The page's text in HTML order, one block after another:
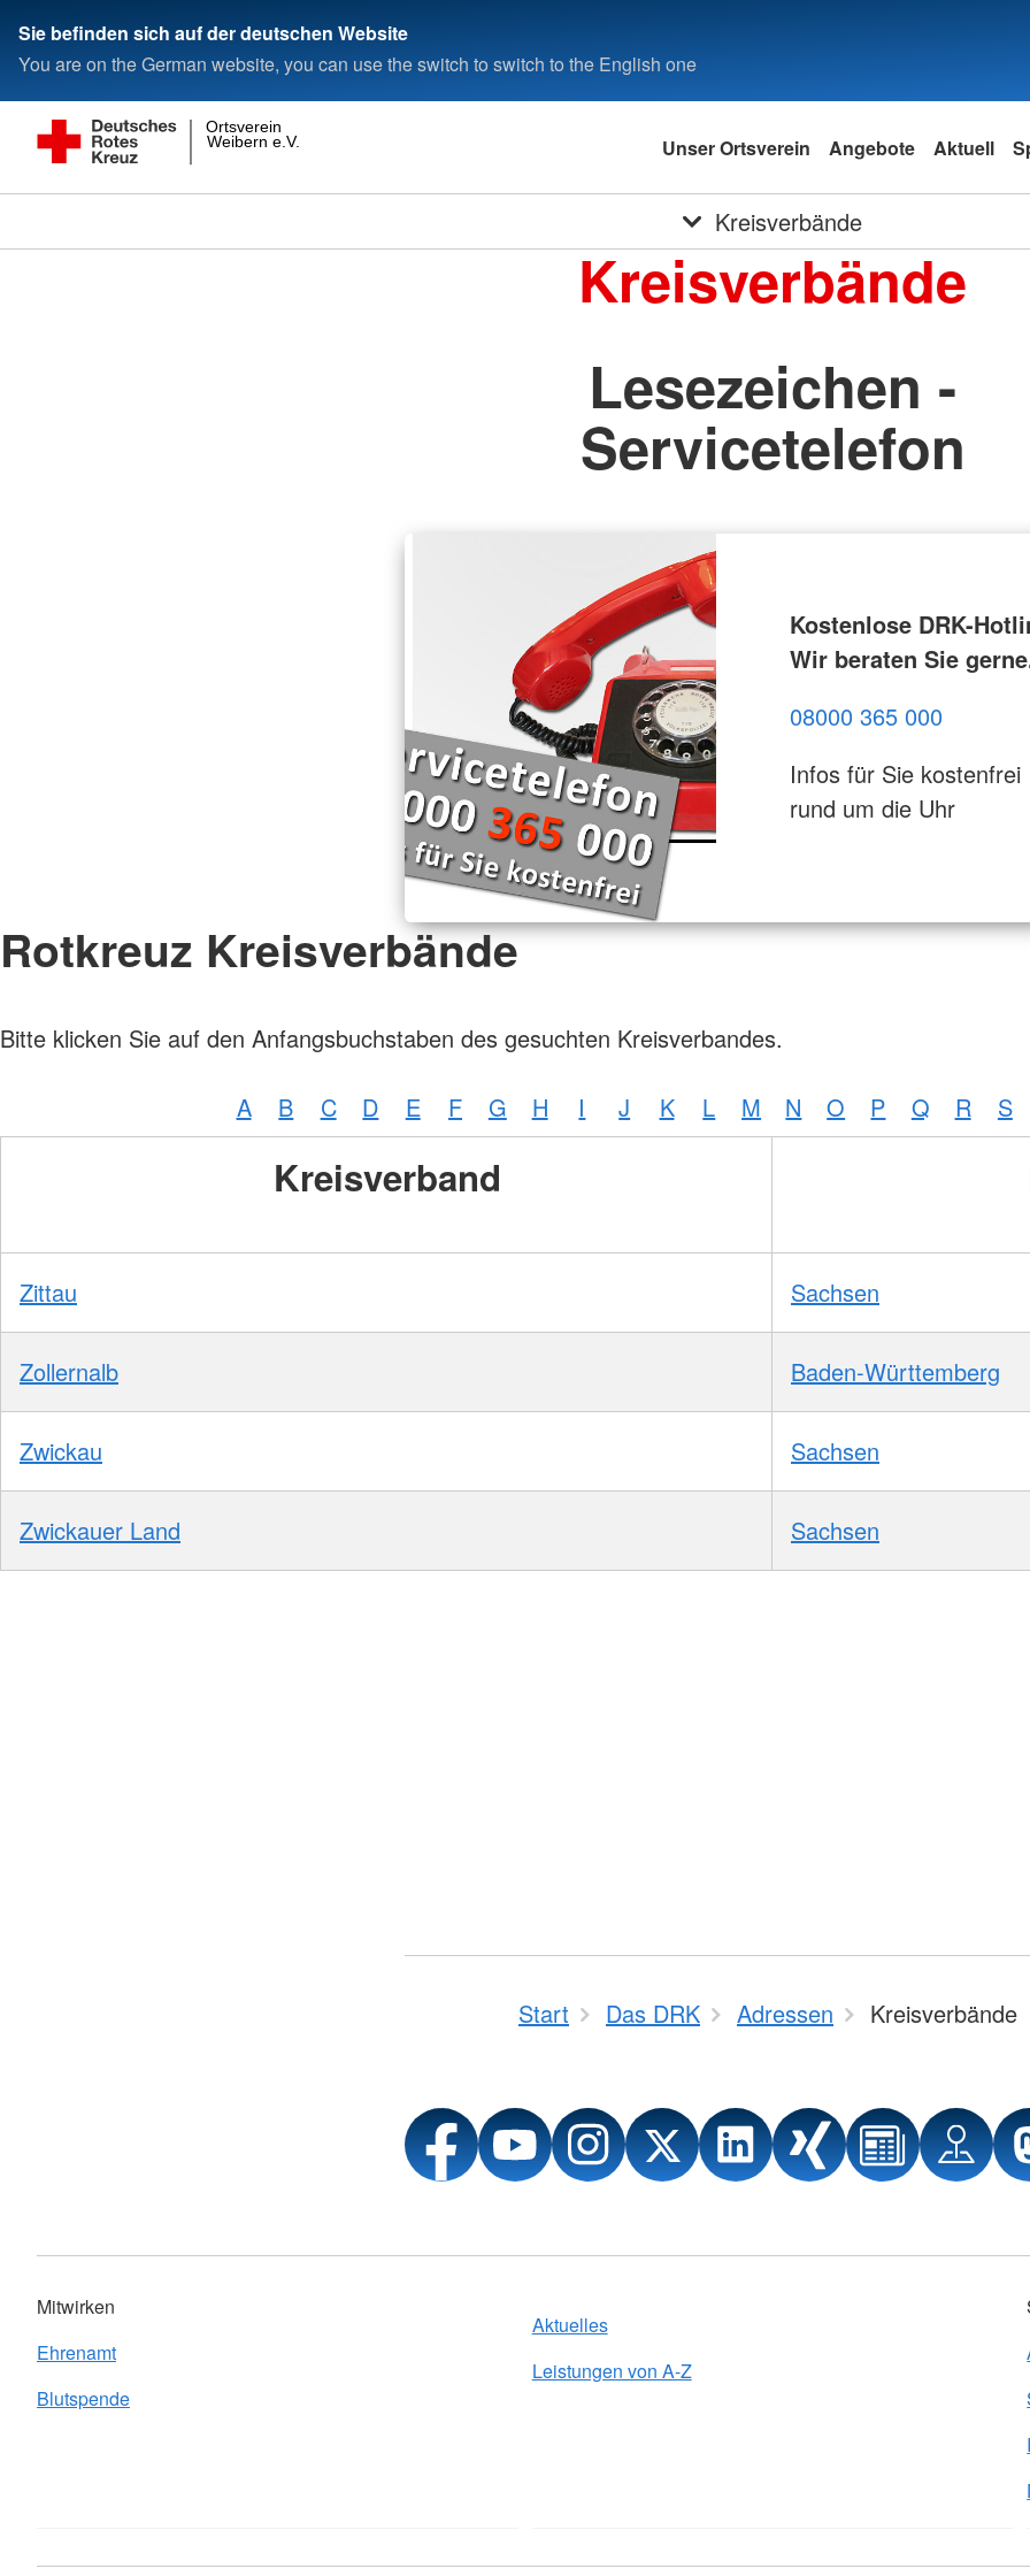
Sie befinden sich auf der deutschen Website
You are on the German website, you can use the switch to switch to the English one
Weibern e.V.
Ortsverein
Unser Ortsverein Angebote Aktuell
Kreisverbände
Kreisverbände
Lesezeichen -
Servicetelefon
Kostenlose DRK-
Wir beraten Sie
08000 365 000
Infos für Sie kostenfrei
rund um die Uhr
Rotkreuz Kreisverbände
Bitte klicken Sie auf den Anfangsbuchstaben des gesuchten Kreisverbandes.
A B C D E F G H I J K L M N O P Q R S
Kreisverband
Zittau Sachsen
Zollernalb Baden-Württemberg
Zwickau Sachsen
Zwickauer Land Sachsen
Start Das DRK Adressen Kreisverbände
Mitwirken
Ehrenamt
Blutspende
Aktuelles
Leistungen von A-Z